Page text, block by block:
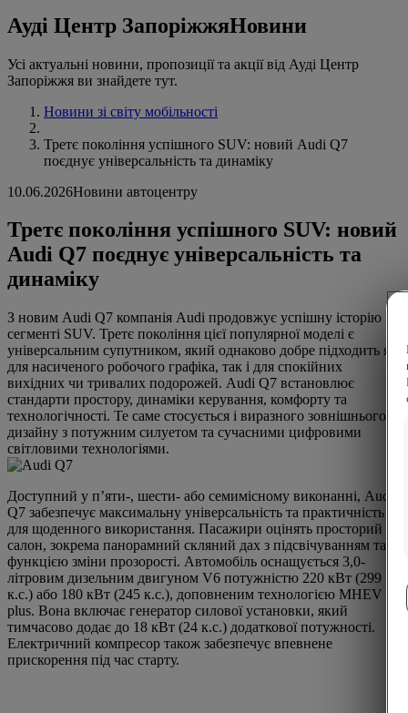
Ауді Центр ЗапоріжжяНовини
Усі актуальні новини, пропозиції та акції від Ауді Центр
Запоріжжя ви знайдете тут.
Новини зі світу мобільності
Третє покоління успішного SUV: новий Audi Q7
поєднує універсальність та динаміку
10.06.2026Новини автоцентру
Третє покоління успішного SUV: новий
Audi Q7 поєднує універсальність та
динаміку
З новим Audi Q7 компанія Audi продовжує успішну історію в
сегменті SUV. Третє покоління цієї популярної моделі є
універсальним супутником, який однаково добре підходить як
для насиченого робочого графіка, так і для спокійних
вихідних чи тривалих подорожей. Audi Q7 встановлює
стандарти простору, динаміки керування, комфорту та
технологічності. Те саме стосується і виразного зовнішнього
дизайну з потужним силуетом та сучасними цифровими
світловими технологіями.
Доступний у п’яти-, шести- або семимісному виконанні, Audi
Q7 забезпечує максимальну універсальність та практичність
для щоденного використання. Пасажири оцінять просторий
салон, зокрема панорамний скляний дах з підсвічуванням та
функцією зміни прозорості. Автомобіль оснащується 3,0-
літровим дизельним двигуном V6 потужністю 220 кВт (299
к.с.) або 180 кВт (245 к.с.), доповненим технологією MHEV
plus. Вона включає генератор силової установки, який
тимчасово додає до 18 кВт (24 к.с.) додаткової потужності.
Електричний компресор також забезпечує впевнене
прискорення під час старту.